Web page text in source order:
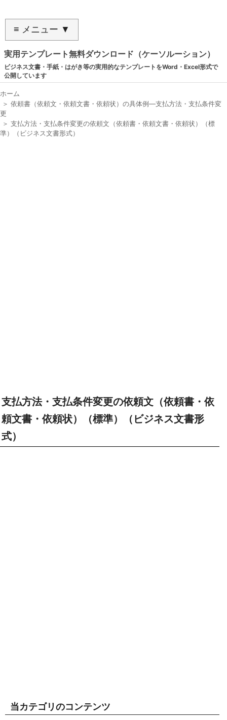
≡ メニュー ▼
実用テンプレート無料ダウンロード（ケーソルーション）
ビジネス文書・手紙・はがき等の実用的なテンプレートをWord・Excel形式で
公開しています
ホーム
＞ 依頼書（依頼文・依頼文書・依頼状）の具体例―支払方法・支払条件変
更
＞ 支払方法・支払条件変更の依頼文（依頼書・依頼文書・依頼状）（標
準）（ビジネス文書形式）
支払方法・支払条件変更の依頼文（依頼書・依
頼文書・依頼状）（標準）（ビジネス文書形
式）
当カテゴリのコンテンツ